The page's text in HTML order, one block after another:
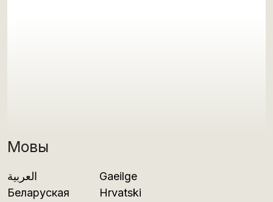
Мовы
العربية
Беларуская
Gaeilge
Hrvatski